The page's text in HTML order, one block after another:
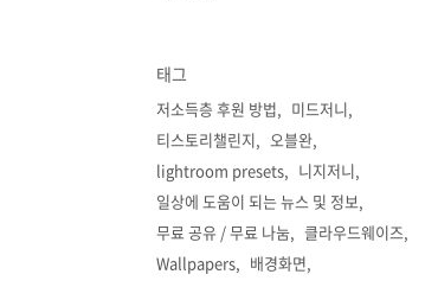
태그
저소득층 후원 방법
미드저니
티스토리챌린지
오블완
lightroom presets
니지저니
일상에 도움이 되는 뉴스 및 정보
무료 공유 / 무료 나눔
클라우드웨이즈
Wallpapers
배경화면